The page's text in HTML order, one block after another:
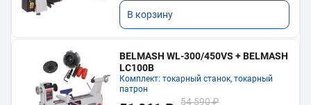
В корзину
BELMASH WL-300/450VS + BELMASH
LC100B
Комплект: токарный станок, токарный
патрон
54 590 ₽